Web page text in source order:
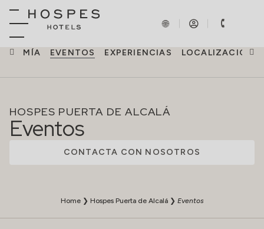
EVENTOS EXPERIENCIAS LOCALIZACIÓN
HOSPES PUERTA DE ALCALÁ
Eventos
CONTACTA CON NOSOTROS
Home❯ Hospes Puerta de Alcalá❯ Eventos